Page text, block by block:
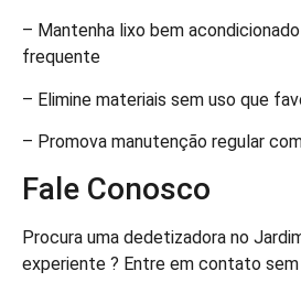
– Mantenha lixo bem
frequente
– Elimine materiais sem uso que
– Promova manutenção regular
Fale Conosco
Procura uma dedetizadora no
experiente ? Entre em contato